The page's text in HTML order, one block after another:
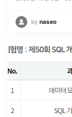
by naseo